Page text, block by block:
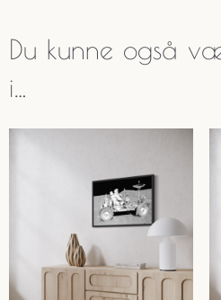
Du kunne også
i…